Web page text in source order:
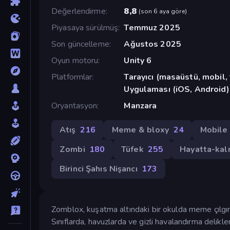
Değerlendirme
8,8 (son 6 aya göre)
Piyasaya sürülmüş Temmuz 2025
Son güncelleme
Ağustos 2025
Oyun motoru
Unity 6
Platformlar
Tarayıcı (masaüstü,
Uygulaması (iOS, Android)
Oryantasyon
Manzara
Atış 216 Meme & bloxy 24
Mobile
Zombi 180 Tüfek 255
Hayatta-
Birinci Şahıs Nişancı 173
Zomblox, kuşatma altındaki bir okulda meme
Sınıflarda, havuzlarda ve gizli havalandırma